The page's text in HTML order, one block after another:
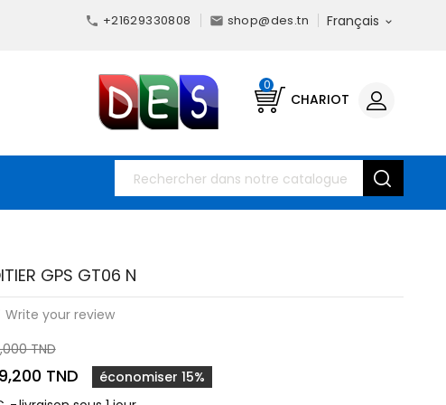
Français 
 +21629330808  shop@des.tn
CHARIOT
0
GPS GT06 N
Write your review
TND
TND
économiser 15%